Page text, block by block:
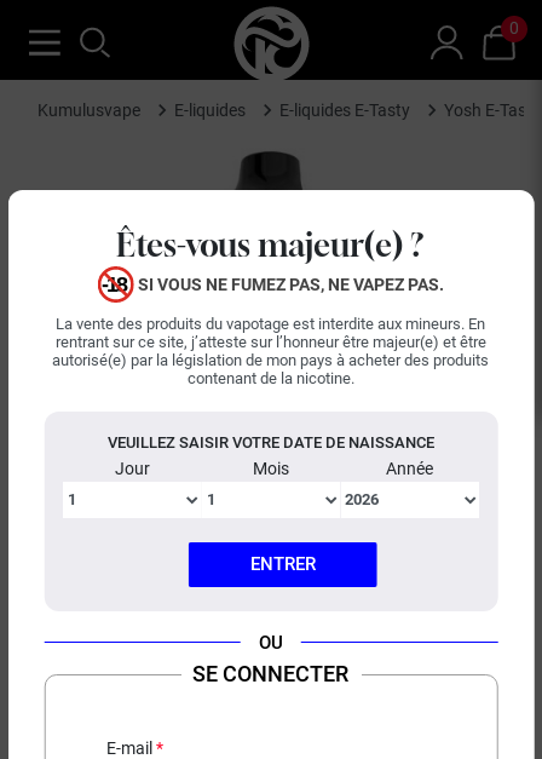
Êtes-vous majeur(e) ?
SI VOUS NE FUMEZ PAS, NE VAPEZ PAS.
La vente des produits du vapotage est interdite aux mineurs. En
rentrant sur ce site, j’atteste sur l’honneur être majeur(e) et être
autorisé(e) par la législation de mon pays à acheter des produits
contenant de la nicotine.
VEUILLEZ SAISIR VOTRE DATE DE NAISSANCE
Jour Mois Année
ENTRER
OU
SE CONNECTER
E-mail
0
Kumulusvape E-liquides E-liquides E-Tasty Yosh E-